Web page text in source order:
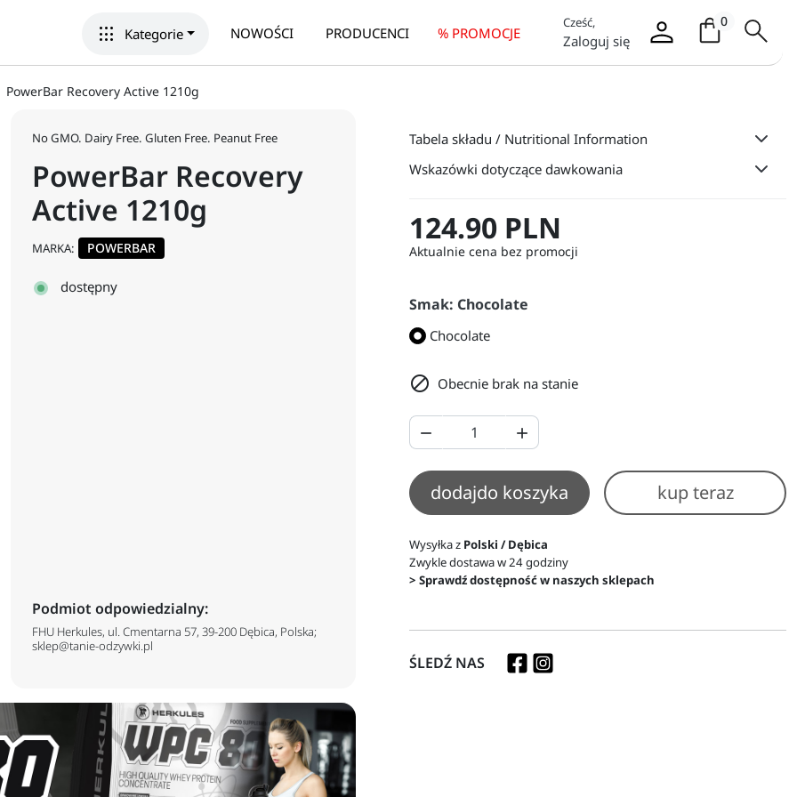
apps Kategorie NOWOŚCI PRODUCENCI % PROMOCJE
Cześć,
Zaloguj się
0Koszyk /
PowerBar Recovery Active 1210g
No GMO. Dairy Free. Gluten Free. Peanut Free
PowerBar Recovery
Active 1210g
MARKA: POWERBAR
dostępny
Podmiot odpowiedzialny:
FHU Herkules, ul. Cmentarna 57, 39-200 Dębica, Polska;
sklep@tanie-odzywki.pl
Tabela składu / Nutritional Information
Wskazówki dotyczące dawkowania
124.90 PLN
Aktualnie cena bez promocji
Smak: Chocolate
Chocolate
 Obecnie brak na stanie
 
dodajdo koszyka kup teraz
Wysyłka z Polski / Dębica
Zwykle dostawa w 24 godziny
> Sprawdź dostępność w naszych sklepach
ŚLEDŹ NAS